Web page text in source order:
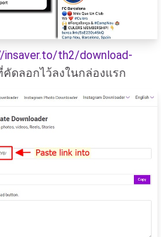
th2/download-
คัดลอกไว้ลงในกล่องแรก